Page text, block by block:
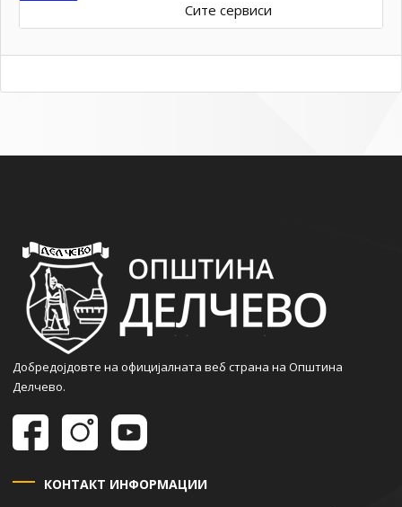
Сите сервиси
Добредојдовте на официјалната веб страна на Општина
Делчево.
КОНТАКТ ИНФОРМАЦИИ